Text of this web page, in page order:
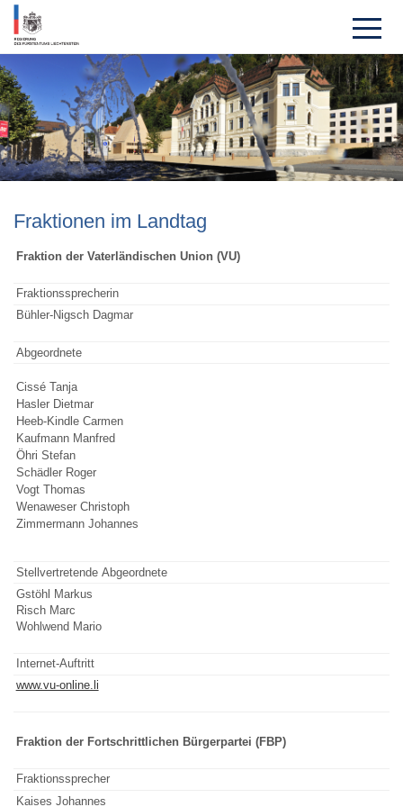
Frak­tionen im Landtag
Fraktion der Vaterländischen Union (VU)
Fraktionssprecherin
Bühler-Nigsch Dagmar
Abgeordnete
Cissé Tanja
Hasler Dietmar
Heeb-Kindle Carmen
Kaufmann Manfred
Öhri Stefan
Schädler Roger
Vogt Thomas
Wenaweser Christoph
Zimmermann Johannes
Stellvertretende Abgeordnete
Gstöhl Markus
Risch Marc
Wohlwend Mario
Internet-Auftritt
www.vu-online.li
Fraktion der Fortschrittlichen Bürgerpartei (FBP)
Fraktionssprecher
Kaises Johannes